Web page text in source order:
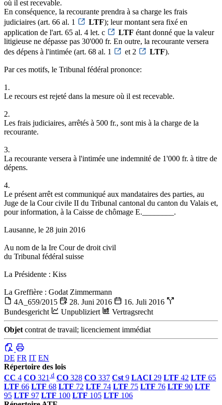
où il est recevable.
En conséquence, la recourante prendra à sa charge les frais
judiciaires (art. 66 al. 1
LTF); leur montant sera fixé en
application de l'art. 65 al. 4 let. c
LTF étant donné que la valeur
litigieuse ne dépasse pas 30'000 fr. En outre, la recourante versera
des dépens à l'intimée (art. 68 al. 1
et 2 LTF).
Par ces motifs, le Tribunal fédéral prononce:
1.
Le recours est rejeté dans la mesure où il est recevable.
2.
Les frais judiciaires, arrêtés à 500 fr., sont mis à la charge de la
recourante.
3.
La recourante versera à l'intimée une indemnité de 1'000 fr. à titre de
dépens.
4.
Le présent arrêt est communiqué aux mandataires des parties, au
Juge de la Cour civile II du Tribunal cantonal du canton du Valais et,
pour information, à la Caisse de chômage E.________.
Lausanne, le 28 juin 2016
Au nom de la Ire Cour de droit civil
du Tribunal fédéral suisse
La Présidente : Kiss
La Greffière : Godat Zimmermann
4A_659/2015
28. Juni 2016
16. Juli 2016
Bundesgericht
Unpubliziert Vertragsrecht
Objet contrat de travail; licenciement immédiat
DE FR IT EN
Répertoire des lois
CC 4 CO 321 d CO 328 CO 337 Cst 9 LACI 29 LTF 42 LTF 65
LTF 66 LTF 68 LTF 72 LTF 74 LTF 75 LTF 76 LTF 90 LTF
95 LTF 97 LTF 100 LTF 105 LTF 106